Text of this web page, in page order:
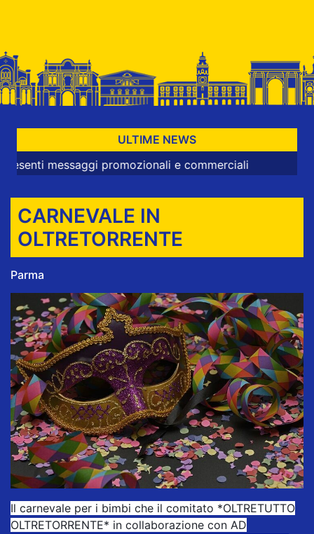
ULTIME NEWS
promozionali e commerciali
CARNEVALE IN
OLTRETORRENTE
Parma
Il carnevale per i bimbi che il comitato *OLTRETUTTO
OLTRETORRENTE* in collaborazione con AD